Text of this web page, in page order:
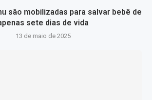
são mobilizadas para salvar bebê de
sete dias de vida
13 de maio de 2025